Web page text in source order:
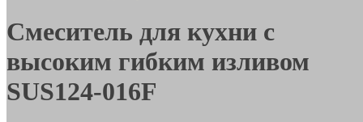
Смеситель для кухни с
высоким гибким изливом
SUS124-016F